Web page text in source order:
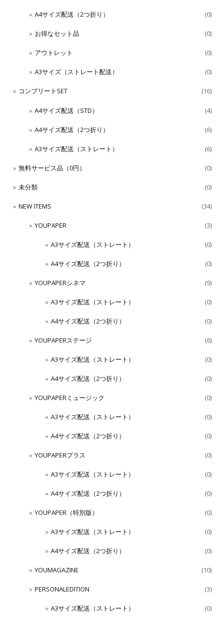
A4サイズ配送（2つ折り） (0)
お得なセット品 (0)
アウトレット (0)
A3サイズ（ストレート配送） (0)
コンプリートSET (16)
A4サイズ配送（STD） (4)
A4サイズ配送（2つ折り） (6)
A3サイズ配送（ストレート） (6)
無料サービス品（0円） (0)
未分類 (0)
NEW ITEMS (34)
YOUPAPER (3)
A3サイズ配送（ストレート） (0)
A4サイズ配送（2つ折り） (0)
YOUPAPERシネマ (9)
A3サイズ配送（ストレート） (0)
A4サイズ配送（2つ折り） (0)
YOUPAPERステージ (6)
A3サイズ配送（ストレート） (0)
A4サイズ配送（2つ折り） (0)
YOUPAPERミュージック (0)
A3サイズ配送（ストレート） (0)
A4サイズ配送（2つ折り） (0)
YOUPAPERプラス (0)
A3サイズ配送（ストレート） (0)
A4サイズ配送（2つ折り） (0)
YOUPAPER（特別版） (0)
A3サイズ配送（ストレート） (0)
A4サイズ配送（2つ折り） (0)
YOUMAGAZINE (10)
PERSONALEDITION (3)
A3サイズ配送（ストレート） (0)